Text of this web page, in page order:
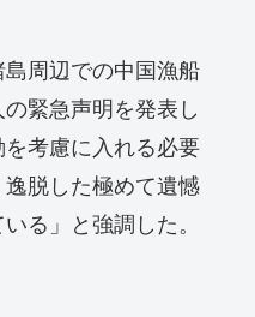
周辺での中国漁船
緊急声明を発表し
考慮に入れる必要
脱した極めて遺憾
る」と強調した。